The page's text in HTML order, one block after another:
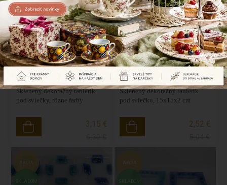
AKCIA
SKLADOM
Sklenený dekoračný tanierik
pod sviečky, rôzne farby
3,15 €
-50%
AKCIA
SKLADOM
Sklenený dekoračný tanierik
pod sviečku, 15x15x2 cm
2,52 €
-50%
AKCIA
SKLADOM
AKCIA
SKLADOM